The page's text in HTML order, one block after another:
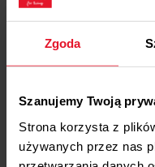
Zgoda
Szanujemy Twoją
Strona korzysta z
używanych przez nas
Swoją
rozpoczął w
wykorzystał w
Matii, Kuro by
bar Katei.
kuchni